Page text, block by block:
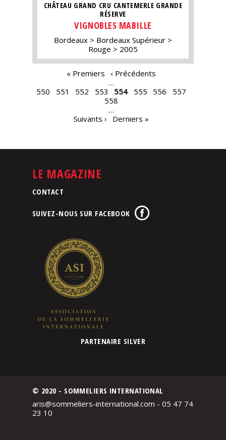
CHÂTEAU GRAND CRU CANTEMERLE GRANDE
RÉSERVE
VIGNOBLES MABILLE
Bordeaux
Bordeaux Supérieur
Rouge
2005
« Premiers
‹ Précédents
…
550
551 552 553 554 555 556
557
558
…
Suivants ›
Derniers »
LE MAGAZINE
CONTACT
SUIVEZ-NOUS SUR FACEBOOK
PARTENAIRE SILVER
© 2020 - SOMMELIERS INTERNATIONAL
aris@sommeliers-international.com - 05 47 74
23 10